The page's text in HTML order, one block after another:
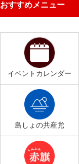
おすすめメニュー
イベントカレンダー
島しょの共産党